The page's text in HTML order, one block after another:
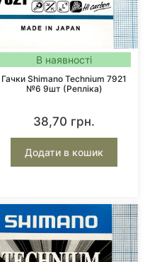
В наявності
Гачки Shimano Technium 7921
№6 9шт (репліка)
38,70 грн.
Додати в кошик